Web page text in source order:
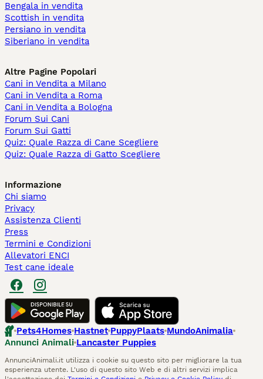
Bengala in vendita
Scottish in vendita
Persiano in vendita
Siberiano in vendita
Altre Pagine Popolari
Cani in Vendita a Milano
Cani in Vendita a Roma
Cani in Vendita a Bologna
Forum Sui Cani
Forum Sui Gatti
Quiz: Quale Razza di Cane Scegliere
Quiz: Quale Razza di Gatto Scegliere
Informazione
Chi siamo
Privacy
Assistenza Clienti
Press
Termini e Condizioni
Allevatori ENCI
Test cane ideale
Pets4Homes Hastnet PuppyPlaats MundoAnimalia
Annunci Animali Lancaster Puppies
AnnunciAnimali.it utilizza i cookie su questo sito per migliorare la tua
esperienza utente. L'uso di questo sito Web e di altri servizi implica